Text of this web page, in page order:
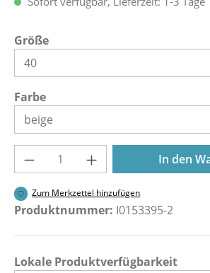
Größeauswählen
Farbeauswählen
Produkt Anzahl: Gib den
In den
Zum Merkzettel hinzufügen
Produktnummer: I0153395-2
Lokale Produktverfügbarkeit